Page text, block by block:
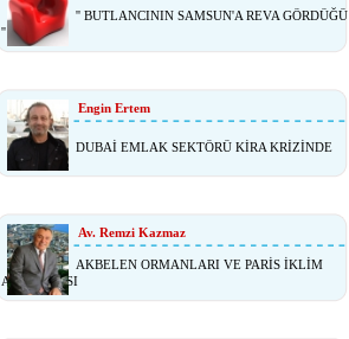
'' BUTLANCININ SAMSUN'A REVA GÖRDÜĞÜ
''
Engin Ertem
DUBAİ EMLAK SEKTÖRÜ KİRA KRİZİNDE
Av. Remzi Kazmaz
AKBELEN ORMANLARI VE PARİS İKLİM
ANLAŞMASI